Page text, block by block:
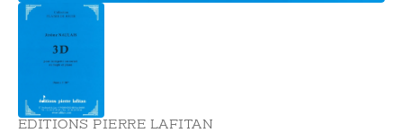
EDITIONS PIERRE LAFITAN